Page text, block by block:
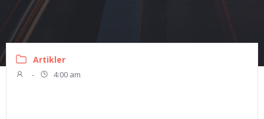
Artikler
- 4:00 am